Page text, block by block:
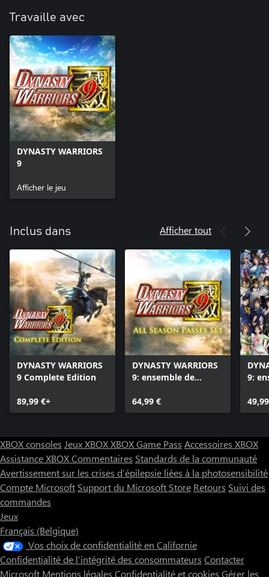
Travaille avec
DYNASTY WARRIORS
9
Afficher le jeu
Inclus dans Afficher tout
DYNASTY WARRIORS
9 Complete Edition
89,99 €+
DYNASTY WARRIORS
9: ensemble de
64,99 €
9:
XBOX consoles Jeux XBOXXBOX Game Pass Accessoires XBOX
Assistance XBOXCommentaires Standards de la communauté
Avertissement sur les crises d’épilepsie liées à la photosensibilité
Compte Microsoft Support du Microsoft Store Retours Suivi des
commandes
Jeux
Français (Belgique)
Vos choix de confidentialité en Californie
Confidentialité de l’intégrité des consommateurs Contacter
Microsoft Mentions légales Confidentialité et cookies Gérer les